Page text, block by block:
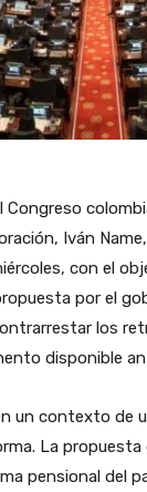
Iván
con el
por el
los
disponible
un contexto de
La
pensional del